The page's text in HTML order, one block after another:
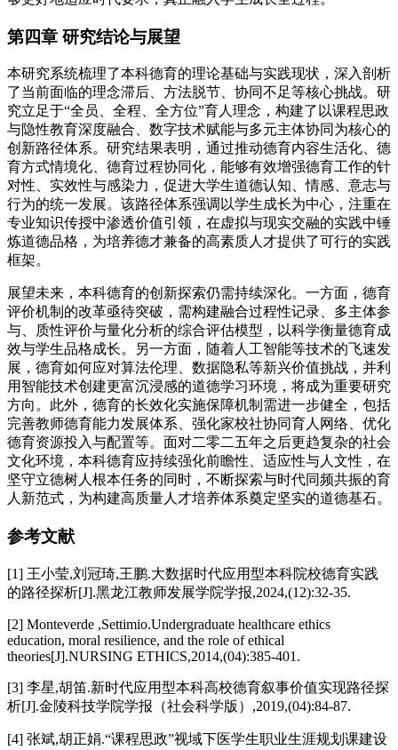
第四章 研究结论与展望
本研究系统梳理了本科德育的理论基础与实践现状，深入剖析
了当前面临的理念滞后、方法脱节、协同不足等核心挑战。研
究立足于“全员、全程、全方位”育人理念，构建了以课程思政
与隐性教育深度融合、数字技术赋能与多元主体协同为核心的
创新路径体系。研究结果表明，通过推动德育内容生活化、德
育方式情境化、德育过程协同化，能够有效增强德育工作的针
对性、实效性与感染力，促进大学生道德认知、情感、意志与
行为的统一发展。该路径体系强调以学生成长为中心，注重在
专业知识传授中渗透价值引领，在虚拟与现实交融的实践中锤
炼道德品格，为培养德才兼备的高素质人才提供了可行的实践
框架。
展望未来，本科德育的创新探索仍需持续深化。一方面，德育
评价机制的改革亟待突破，需构建融合过程性记录、多主体参
与、质性评价与量化分析的综合评估模型，以科学衡量德育成
效与学生品格成长。另一方面，随着人工智能等技术的飞速发
展，德育如何应对算法伦理、数据隐私等新兴价值挑战，并利
用智能技术创建更富沉浸感的道德学习环境，将成为重要研究
方向。此外，德育的长效化实施保障机制需进一步健全，包括
完善教师德育能力发展体系、强化家校社协同育人网络、优化
德育资源投入与配置等。面对二零二五年之后更趋复杂的社会
文化环境，本科德育应持续强化前瞻性、适应性与人文性，在
坚守立德树人根本任务的同时，不断探索与时代同频共振的育
人新范式，为构建高质量人才培养体系奠定坚实的道德基石。
参考文献
[1] 王小莹,刘冠琦,王鹏.大数据时代应用型本科院校德育实践
的路径探析[J].黑龙江教师发展学院学报,2024,(12):32-35.
[2] Monteverde ,Settimio.Undergraduate healthcare ethics
education, moral resilience, and the role of ethical
theories[J].NURSING ETHICS,2014,(04):385-401.
[3] 李星,胡笛.新时代应用型本科高校德育叙事价值实现路径探
析[J].金陵科技学院学报（社会科学版）,2019,(04):84-87.
[4] 张斌,胡正娟.“课程思政”视域下医学生职业生涯规划课建设